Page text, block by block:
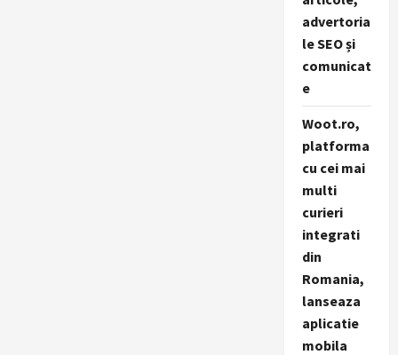
advertoria
le SEO și
comunicat
e
Woot.ro,
platforma
cu cei mai
multi
curieri
integrati
din
Romania,
lanseaza
aplicatie
mobila